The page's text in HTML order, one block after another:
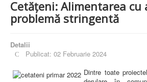
Cetățeni: Alimentarea cu
problemă stringentă
Detalii
Publicat: 02 Februarie 2024
Dintre toate